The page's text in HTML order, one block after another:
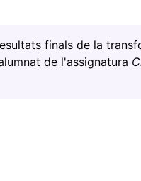
finals de la
de l'assignatura